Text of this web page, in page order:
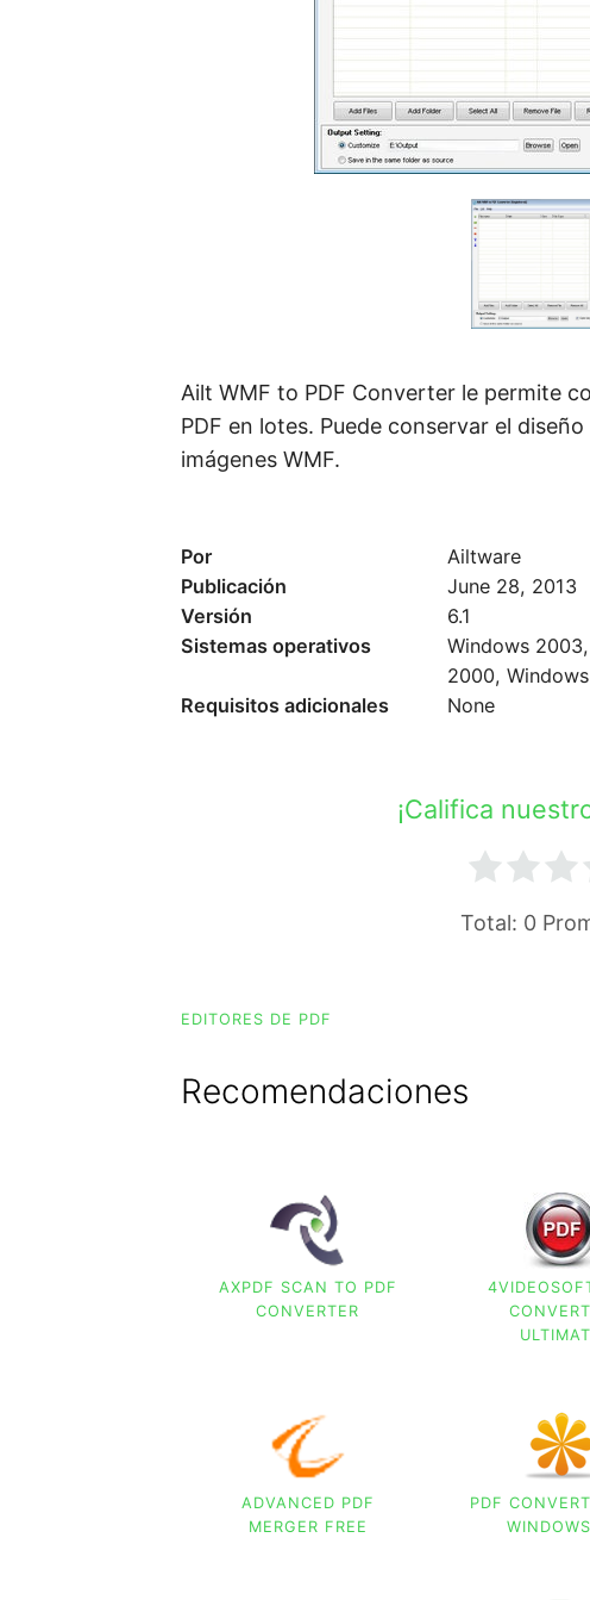
Ailt WMF to PDF Converter le permite
PDF en lotes. Puede conservar el
imágenes WMF.
Por
Ailtware
Publicación
June 28, 2013
Versión
6.1
Sistemas operativos
Windows
2000,
Requisitos adicionales
None
¡Califica
Total: 0
EDITORES DE PDF
Recomendaciones
AXPDF SCAN TO PDF
CONVERTER
ADVANCED PDF
MERGER FREE
PDF